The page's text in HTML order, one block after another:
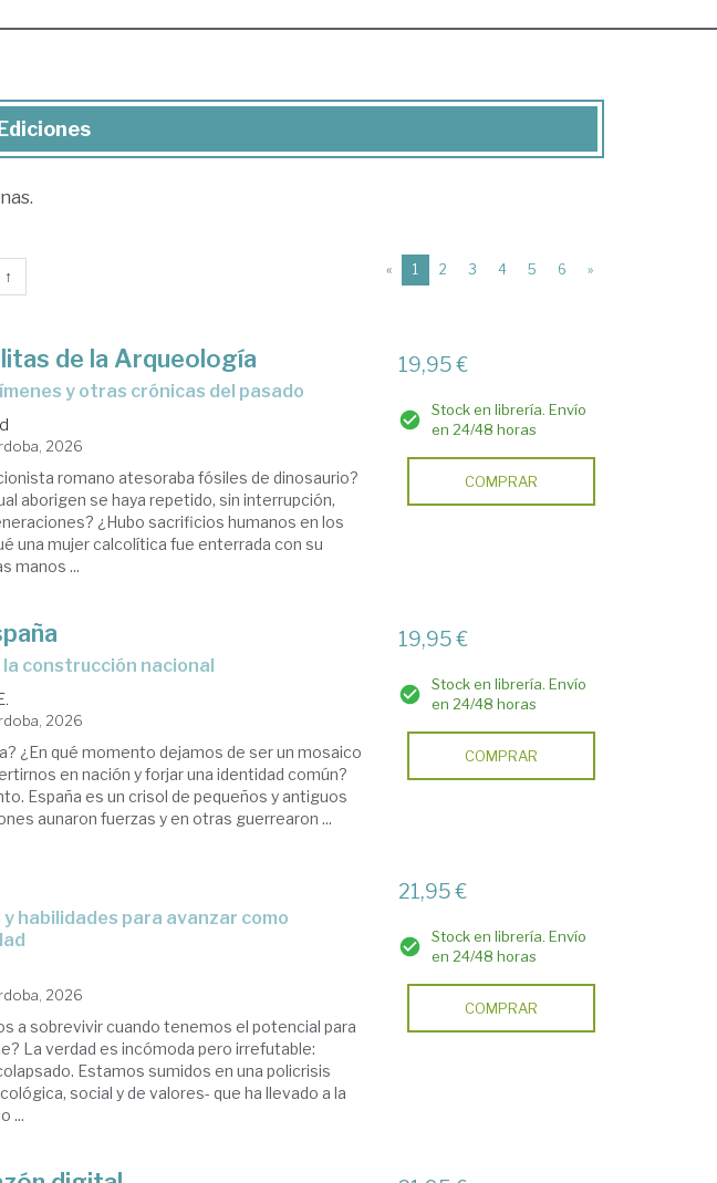
↑ « 1 (current)
2 3 4 5 6 »
de la Arqueología
y otras crónicas del pasado
2026
romano atesoraba fósiles de dinosaurio?
aborigen se haya repetido, sin interrupción,
¿Hubo sacrificios humanos en los
una mujer calcolítica fue enterrada con su
manos ...
19,95 €
Stock en librería. Envío
en 24/48 horas
COMPRAR
la construcción nacional
2026
¿En qué momento dejamos de ser un mosaico
en nación y forjar una identidad común?
España es un crisol de pequeños y antiguos
aunaron fuerzas y en otras guerrearon ...
19,95 €
Stock en librería. Envío
en 24/48 horas
COMPRAR
2026
a sobrevivir cuando tenemos el potencial para
La verdad es incómoda pero irrefutable:
Estamos sumidos en una policrisis
social y de valores- que ha llevado a la
...
21,95 €
Stock en librería. Envío
en 24/48 horas
COMPRAR